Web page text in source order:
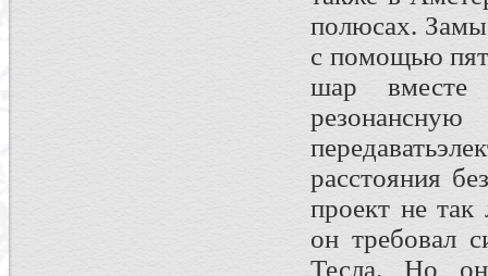
полюсах.
с помощью
шар
расстояния
проект не так
он требовал
Тесла. Но